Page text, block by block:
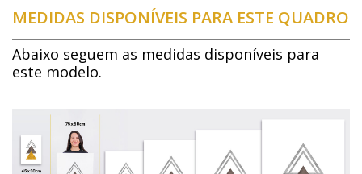
MEDIDAS DISPONÍVEIS PARA ESTE QUADRO
Abaixo seguem as medidas disponíveis para
este modelo.